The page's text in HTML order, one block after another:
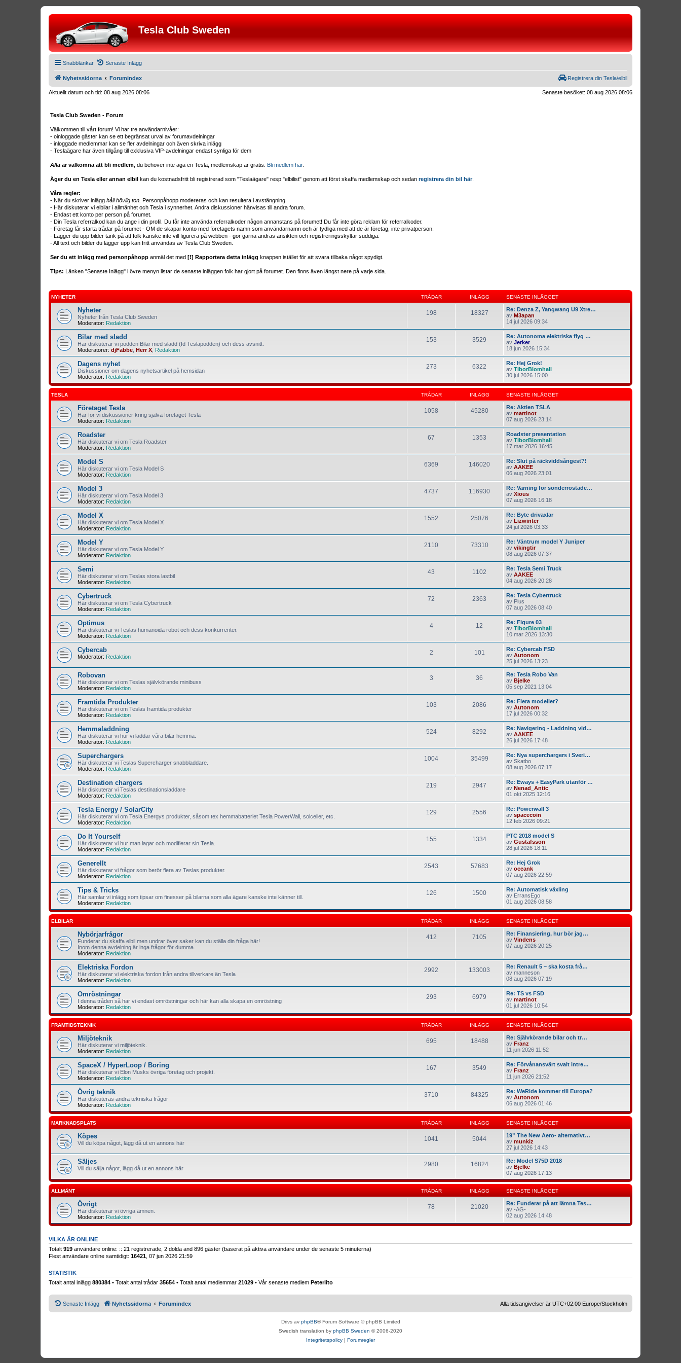
Tesla Club Sweden
Snabblänkar Senaste Inlägg
Nyhetssidorna Forumindex Registrera din Tesla/elbil
Senaste besöket: 08 aug 2026 08:06
Aktuellt datum och tid: 08 aug 2026 08:06
Tesla Club Sweden - Forum
Välkommen till vårt forum! Vi har tre användarnivåer:
- oinloggade gäster kan se ett begränsat urval av forumavdelningar
- inloggade medlemmar kan se fler avdelningar och även skriva inlägg
- Teslaägare har även tillgång till exklusiva VIP-avdelningar endast synliga för dem
Alla är välkomna att bli medlem , du behöver inte äga en Tesla, medlemskap är gratis. Bli medlem här
Äger du en Tesla eller annan elbil kan du kostnadsfritt bli registrerad som "Teslaägare" resp "elbilist" genom att först skaffa medlemskap och sedan registrera din bil här.
Våra regler:
- När du skriver inlägg håll hövlig ton. Personpåhopp modereras och kan resultera i avstängning.
- Här diskuterar vi elbilar i allmänhet och Tesla i synnerhet. Andra diskussioner hänvisas till andra forum.
- Endast ett konto per person på forumet.
- Din Tesla referralkod kan du ange i din profil. Du får inte använda referralkoder någon annanstans på forumet! Du får inte göra reklam för referralkoder.
- Företag får starta trådar på forumet - OM de skapar konto med företagets namn som användarnamn och är tydliga med att de är företag, inte privatperson.
- Lägger du upp bilder tänk på att folk kanske inte vill figurera på webben - gör gärna andras ansikten och registreringsskyltar suddiga.
- All text och bilder du lägger upp kan fritt användas av Tesla Club Sweden.
Ser du ett inlägg med personpåhopp anmäl det med [!] Rapportera detta inlägg knappen istället för att svara tillbaka något spydigt.
Tips: Länken "Senaste Inlägg" i övre menyn listar de senaste inläggen folk har gjort på forumet. Den finns även längst nere på varje sida.
NYHETER TRÅDAR INLÄGG SENASTE INLÄGGET
Nyheter
Nyheter från Tesla Club Sweden
Moderator: Redaktion
198 18327
Re: Denza Z, Yangwang U9 Xtre…
av M3apan
14 jul 2026 09:34
Bilar med sladd
Här diskuterar vi podden Bilar med sladd (fd Teslapodden) och dess avsnitt.
Moderatorer: djFabbe Herr X Redaktion
153 3529
Re: Autonoma elektriska flyg …
av Jerker
18 jun 2026 15:34
Dagens nyhet
Diskussioner om dagens nyhetsartikel på hemsidan
Moderator: Redaktion
273 6322
Re: Hej Grok!
av TiborBlomhall
30 jul 2026 15:00
TESLA TRÅDAR INLÄGG SENASTE INLÄGGET
Företaget Tesla
Här för vi diskussioner kring själva företaget Tesla
Moderator: Redaktion
1058 45280
Re: Aktien TSLA
av martinot
07 aug 2026 23:14
Roadster
Här diskuterar vi om Tesla Roadster
Moderator: Redaktion
67 1353
Roadster presentation
av TiborBlomhall
17 mar 2026 16:45
Model S
Här diskuterar vi om Tesla Model S
Moderator: Redaktion
6369 146020
Re: Slut på räckviddsångest?!
av AAKEE
06 aug 2026 23:01
Model 3
Här diskuterar vi om Tesla Model 3
Moderator: Redaktion
4737 116930
Re: Varning för sönderrostade…
av Xious
07 aug 2026 16:18
Model X
Här diskuterar vi om Tesla Model X
Moderator: Redaktion
1552 25076
Re: Byte drivaxlar
av Lizwinter
24 jul 2026 03:33
Model Y
Här diskuterar vi om Tesla Model Y
Moderator: Redaktion
2110 73310
Re: Väntrum model Y Juniper
av vikingtir
08 aug 2026 07:37
Semi
Här diskuterar vi om Teslas stora lastbil
Moderator: Redaktion
43 1102
Re: Tesla Semi Truck
av AAKEE
04 aug 2026 20:28
Cybertruck
Här diskuterar vi om Tesla Cybertruck
Moderator: Redaktion
72 2363
Re: Tesla Cybertruck
av Pius
07 aug 2026 08:40
Optimus
Här diskuterar vi Teslas humanoida robot och dess konkurrenter.
Moderator: Redaktion
4 12
Re: Figure 03
av TiborBlomhall
10 mar 2026 13:30
Cybercab
Moderator: Redaktion
2 101
Re: Cybercab FSD
av Autonom
25 jul 2026 13:23
Robovan
Här diskuterar vi om Teslas självkörande minibuss
Moderator: Redaktion
3 36
Re: Tesla Robo Van
av Bjelke
05 sep 2021 13:04
Framtida Produkter
Här diskuterar vi om Teslas framtida produkter
Moderator: Redaktion
103 2086
Re: Flera modeller?
av Autonom
17 jul 2026 00:32
Hemmaladdning
Här diskuterar vi hur vi laddar våra bilar hemma.
Moderator: Redaktion
524 8292
Re: Navigering - Laddning vid…
av AAKEE
26 jul 2026 17:48
Superchargers
Här diskuterar vi Teslas Supercharger snabbladdare.
Moderator: Redaktion
1004 35499
Re: Nya superchargers i Sveri…
av Skatbo
08 aug 2026 07:17
Destination chargers
Här diskuterar vi Teslas destinationsladdare
Moderator: Redaktion
219 2947
Re: Eways + EasyPark utanför …
av Nenad_Antic
01 okt 2025 12:16
Tesla Energy / SolarCity
Här diskuterar vi om Tesla Energys produkter, såsom tex hemmabatteriet Tesla PowerWall, solceller, etc.
Moderator: Redaktion
129 2556
Re: Powerwall 3
av spacecoin
12 feb 2026 09:21
Do It Yourself
Här diskuterar vi hur man lagar och modifierar sin Tesla.
Moderator: Redaktion
155 1334
PTC 2018 model S
av Gustafsson
28 jul 2026 18:11
Generellt
Här diskuterar vi frågor som berör flera av Teslas produkter.
Moderator: Redaktion
2543 57683
Re: Hej Grok
av oceank
07 aug 2026 22:59
Tips & Tricks
Här samlar vi inlägg som tipsar om finesser på bilarna som alla ägare kanske inte känner till.
Moderator: Redaktion
126 1500
Re: Automatisk växling
av ErransEgo
01 aug 2026 08:58
ELBILAR TRÅDAR INLÄGG SENASTE INLÄGGET
Nybörjarfrågor
Funderar du skaffa elbil men undrar över saker kan du ställa din fråga här!
Inom denna avdelning är inga frågor för dumma.
Moderator: Redaktion
412 7105
Re: Finansiering, hur bör jag…
av Vindens
07 aug 2026 20:25
Elektriska Fordon
Här diskuterar vi elektriska fordon från andra tillverkare än Tesla
Moderator: Redaktion
2992 133003
Re: Renault 5 – ska kosta frå…
av manneson
08 aug 2026 07:19
Omröstningar
I denna tråden så har vi endast omröstningar och här kan alla skapa en omröstning
Moderator: Redaktion
293 6979
Re: TS vs FSD
av martinot
01 jul 2026 10:54
FRAMTIDSTEKNIK TRÅDAR INLÄGG SENASTE INLÄGGET
Miljöteknik
Här diskuterar vi miljöteknik.
Moderator: Redaktion
695 18488
Re: Självkörande bilar och tr…
av Franz
11 jun 2026 11:52
SpaceX / HyperLoop / Boring
Här diskuterar vi Elon Musks övriga företag och projekt.
Moderator: Redaktion
167 3549
Re: Förvånansvärt svalt intre…
av Franz
11 jun 2026 21:52
Övrig teknik
Här diskuteras andra tekniska frågor
Moderator: Redaktion
3710 84325
Re: WeRide kommer till Europa?
av Autonom
06 aug 2026 01:46
MARKNADSPLATS TRÅDAR INLÄGG SENASTE INLÄGGET
Köpes
Vill du köpa något, lägg då ut en annons här
1041 5044
19” The New Aero- alternativt…
av munkiz
27 jul 2026 14:43
Säljes
Vill du sälja något, lägg då ut en annons här
2980 16824
Re: Model S75D 2018
av Bjelke
07 aug 2026 17:13
ALLMÄNT TRÅDAR INLÄGG SENASTE INLÄGGET
Övrigt
Här diskuterar vi övriga ämnen.
Moderator: Redaktion
78 21020
Re: Funderar på att lämna Tes…
av -AG-
02 aug 2026 14:48
VILKA ÄR ONLINE
Totalt 919 användare online: :: 21 registrerade, 2 dolda and 896 gäster (baserat på aktiva användare under de senaste 5 minuterna)
Flest användare online samtidigt: 16421 , 07 jun 2026 21:59
STATISTIK
Totalt antal inlägg 880384 • Totalt antal trådar 35654 • Totalt antal medlemmar 21029 • Vår senaste medlem Peterlito
Senaste Inlägg Nyhetssidorna Forumindex Alla tidsangivelser är UTC+02:00 Europe/Stockholm
Drivs av phpBB® Forum Software © phpBB Limited
Swedish translation by phpBB Sweden © 2006-2020
Integritetspolicy | Forumregler